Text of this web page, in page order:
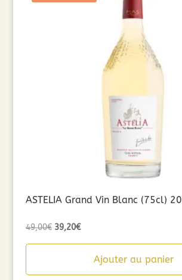
ASTELIA Grand Vin Blanc (75cl)
49,00€ Le
39,20€Le
actuelAjouter au panier